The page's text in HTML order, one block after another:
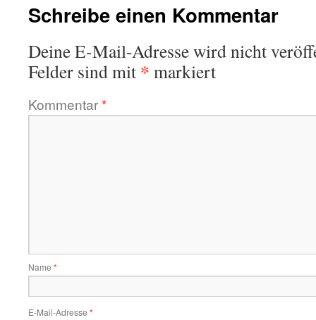
Schreibe einen Kommentar
Deine E-Mail-Adresse wird nicht
Felder sind mit * markiert
Kommentar*
Name *
E-Mail-Adresse *